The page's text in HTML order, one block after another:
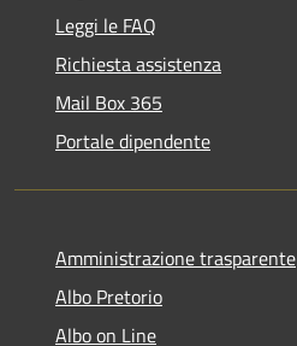
Leggi le FAQ
Richiesta assistenza
Mail Box 365
Portale dipendente
Amministrazione trasparente
Albo Pretorio
Albo on Line